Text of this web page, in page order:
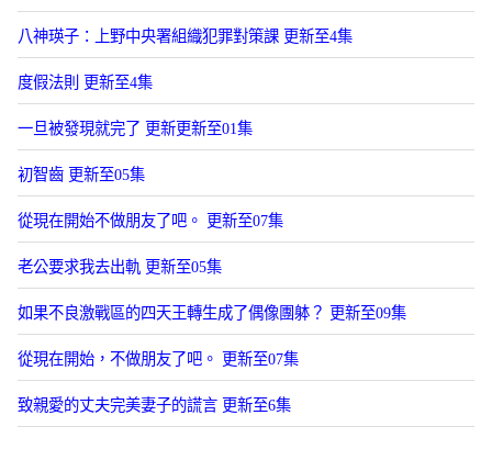
八神瑛子：上野中央署組織犯罪對策課 更新至4集
度假法則 更新至4集
一旦被發現就完了 更新更新至01集
初智齒 更新至05集
從現在開始不做朋友了吧。 更新至07集
老公要求我去出軌 更新至05集
如果不良激戰區的四天王轉生成了偶像團躰？ 更新至09集
從現在開始，不做朋友了吧。 更新至07集
致親愛的丈夫完美妻子的謊言 更新至6集